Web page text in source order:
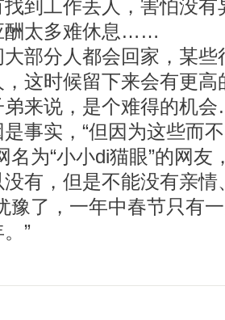
工作丢人，害怕没有
酬太多难休息……
分人都会回家，某些
这时候留下来会有更
弟来说，是个难得的机
实，“但因为这些而不
名为“小小di猫眼”的网
没有，但是不能没有亲
豫了，一年中春节只有
”